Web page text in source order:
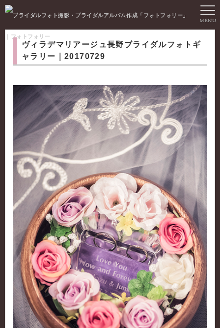
ヴィラデマリアージュ長野ブライダルフォトギ
ャラリー｜20170729
｜フォトフォリー
MENU